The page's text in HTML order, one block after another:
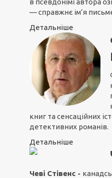
в псевдонімі автора
— справжнє ім’я
Детальніше
книг та сенсаційних
детективних романів.
Детальніше
Чеві Стівенс -